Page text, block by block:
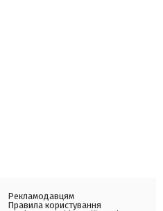
Рекламодавцям
Правила користування